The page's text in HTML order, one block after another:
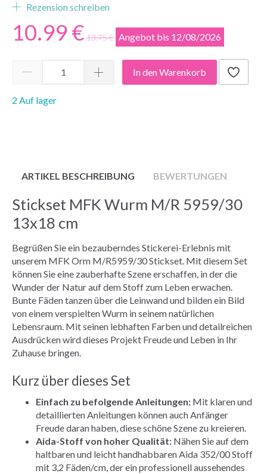
Rezension schreiben
10.99 € 13.75 € Angebot bis 12/08/2026
In den Warenkorb
2 Auf lager
ARTIKEL BESCHREIBUNG BEWERTUNGEN
Stickset MFK Wurm M/R 5959/30
13x18 cm
Begrüßen Sie ein bezauberndes Stickerei-Erlebnis mit
unserem MFK Orm M/R5959/30 Stickset. Mit diesem Set
können Sie eine zauberhafte Szene erschaffen, in der die
Wunder der Natur auf dem Stoff zum Leben erwachen.
Bunte Fäden tanzen über die Leinwand und bilden ein Bild
von einem verspielten Wurm in seinem natürlichen
Lebensraum. Mit seinen lebhaften Farben und detailreichen
Ausdrücken wird dieses Projekt Freude und Leben in Ihr
Zuhause bringen.
Kurz über dieses Set
Einfach zu befolgende Anleitungen: Mit klaren und
detaillierten Anleitungen können auch Anfänger
Freude daran haben, diese schöne Szene zu kreieren.
Aida-Stoff von hoher Qualität: Nähen Sie auf dem
haltbaren und leicht handhabbaren Aida 352/00 Stoff
mit 3,2 Fäden/cm, der ein professionell aussehendes